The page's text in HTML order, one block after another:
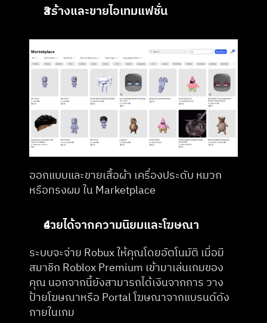
สร้างและขายไอเทมแฟชั่น
ออกแบบและขายเสื้อผ้า เครื่องประดับ หมวก
หรือทรงผม ใน Marketplace
รายได้จากความนิยมและโฆษณา
ระบบจะจ่าย Robux ให้คุณโดยอัตโนมัติ เมื่อมี
สมาชิก Roblox Premium เข้ามาเล่นเกมของ
คุณ นอกจากนี้ยังสามารถได้เงินจากการ วาง
ป้ายโฆษณาหรือ Portal โฆษณาจากแบรนด์ดัง
ภายในเกม